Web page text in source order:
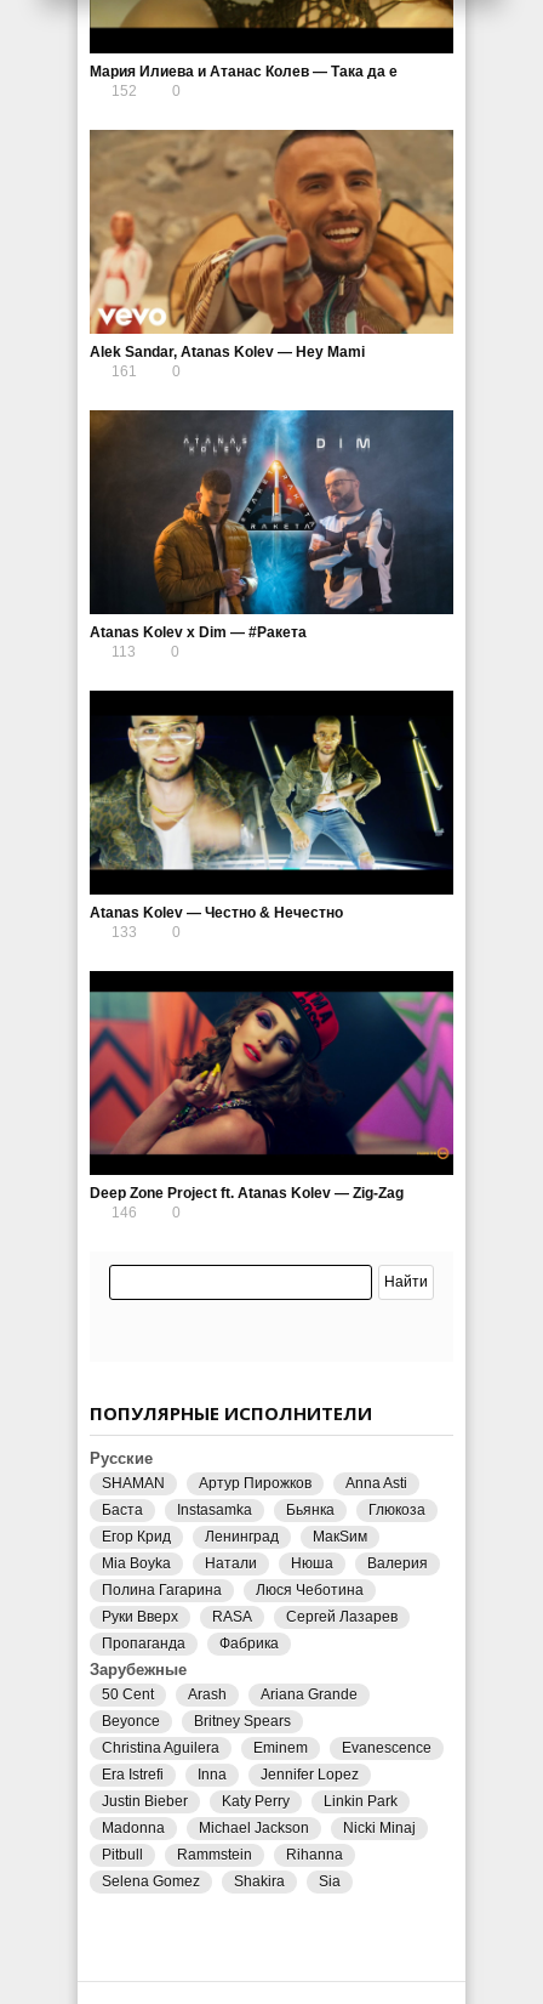
Мария Илиева и Атанас Колев — Така да е
152
0
Alek Sandar, Atanas Kolev — Hey Mami
161
0
Atanas Kolev x Dim — #Ракета
113
0
Atanas Kolev — Честно & Нечестно
133
0
Deep Zone Project ft. Atanas Kolev — Zig-Zag
146
0
ПОПУЛЯРНЫЕ ИСПОЛНИТЕЛИ
Русские
SHAMAN Артур Пирожков
Anna Asti
Баста
Instasamka Бьянка
Глюкоза
Егор Крид
Ленинград
МакSим
Mia Boyka
Натали Нюша
Валерия
Полина Гагарина
Люся Чеботина
Руки Вверх
RASA
Сергей Лазарев
Пропаганда
Фабрика
Зарубежные
50 Cent Arash
Ariana Grande
Beyonce
Britney Spears
Christina Aguilera
Eminem
Evanescence
Era Istrefi
Inna
Jennifer Lopez
Justin Bieber
Katy Perry
Linkin Park
Madonna
Michael Jackson
Nicki Minaj
Pitbull
Rammstein
Rihanna
Selena Gomez
Shakira Sia